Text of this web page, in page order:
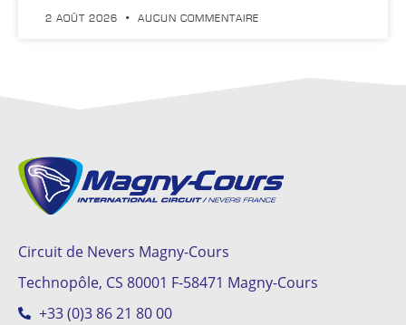
2 AOÛT 2026 AUCUN COMMENTAIRE
Circuit de Nevers Magny-Cours
Technopôle, CS 80001 F-58471 Magny-Cours
+33 (0)3 86 21 80 00